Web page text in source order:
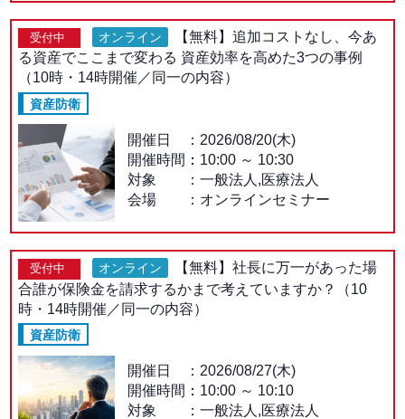
受付中 オンライン
【無料】追加コストなし、今あ
る資産でここまで変わる 資産効率を高めた3つの事例
（10時・14時開催／同一の内容）
資産防衛
開催日
2026/08/20(木)
開催時間： 10:00～ 10:30
対象
一般法人,医療法人
会場
オンラインセミナー
受付中 オンライン
【無料】社長に万一があった場
合誰が保険金を請求するかまで考えていますか？（10
時・14時開催／同一の内容）
資産防衛
開催日
2026/08/27(木)
開催時間： 10:00～ 10:10
対象
一般法人,医療法人